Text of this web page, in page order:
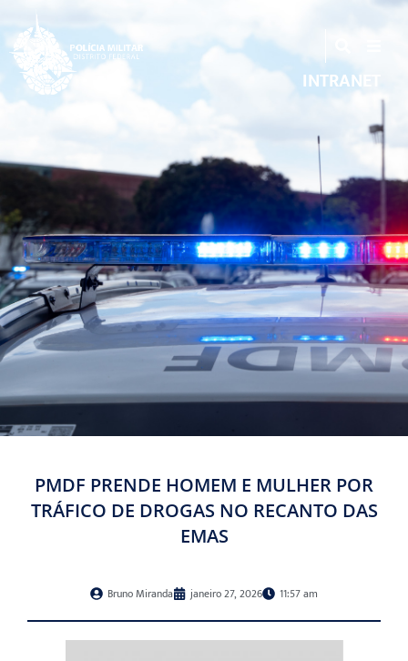
INTRANET
PMDF PRENDE HOMEM E MULHER POR
TRÁFICO DE DROGAS NO RECANTO DAS
EMAS
Bruno Miranda janeiro 27, 2026 11:57 am